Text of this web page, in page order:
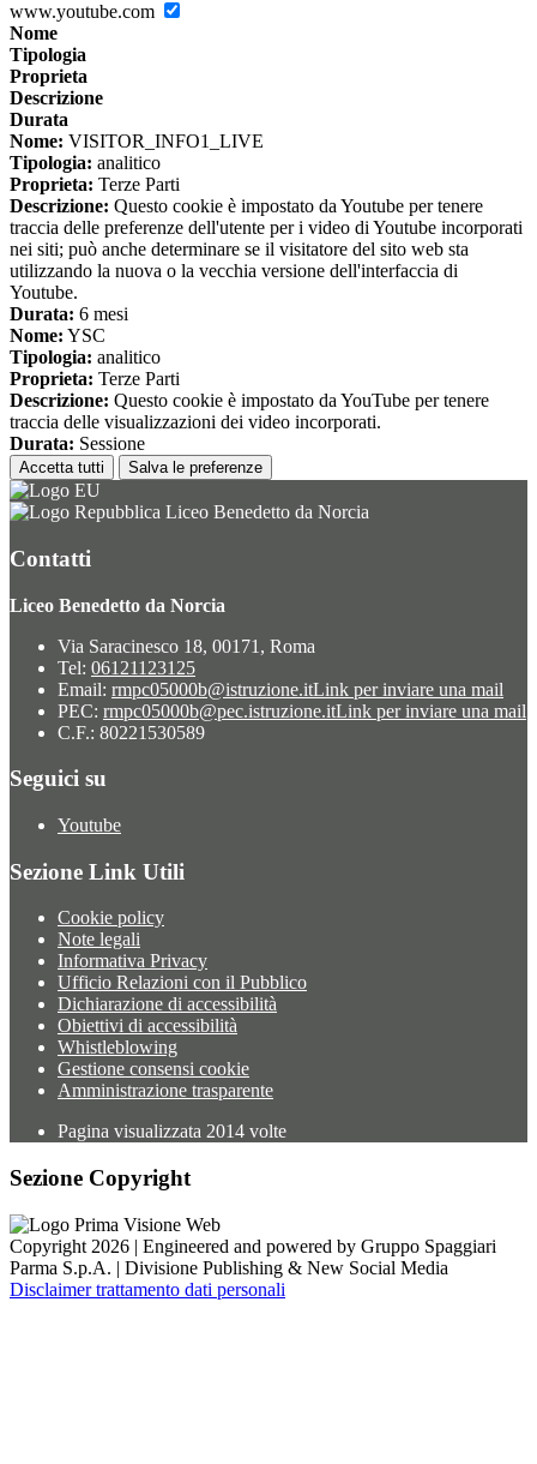
www.youtube.com
Nome
Tipologia
Proprieta
Descrizione
Durata
Nome: VISITOR_INFO1_LIVE
Tipologia: analitico
Proprieta: Terze Parti
Descrizione: Questo cookie è impostato da Youtube per tenere
traccia delle preferenze dell'utente per i video di Youtube incorporati
nei siti; può anche determinare se il visitatore del sito web sta
utilizzando la nuova o la vecchia versione dell'interfaccia di
Youtube.
Durata: 6 mesi
Nome: YSC
Tipologia: analitico
Proprieta: Terze Parti
Descrizione: Questo cookie è impostato da YouTube per tenere
traccia delle visualizzazioni dei video incorporati.
Durata: Sessione
Accetta tutti Salva le preferenze
Liceo Benedetto da Norcia
Contatti
Liceo Benedetto da Norcia
Via Saracinesco 18, 00171, Roma
Tel: 06121123125
Email: rmpc05000b@istruzione.itLink per inviare una mail
PEC: rmpc05000b@pec.istruzione.itLink per inviare una mail
C.F.: 80221530589
Seguici su
Youtube
Sezione Link Utili
Cookie policy
Note legali
Informativa Privacy
Ufficio Relazioni con il Pubblico
Dichiarazione di accessibilità
Obiettivi di accessibilità
Whistleblowing
Gestione consensi cookie
Amministrazione trasparente
Pagina visualizzata 2014 volte
Sezione Copyright
Copyright 2026 | Engineered and powered by Gruppo Spaggiari
Parma S.p.A. | Divisione Publishing & New Social Media
Disclaimer trattamento dati personali